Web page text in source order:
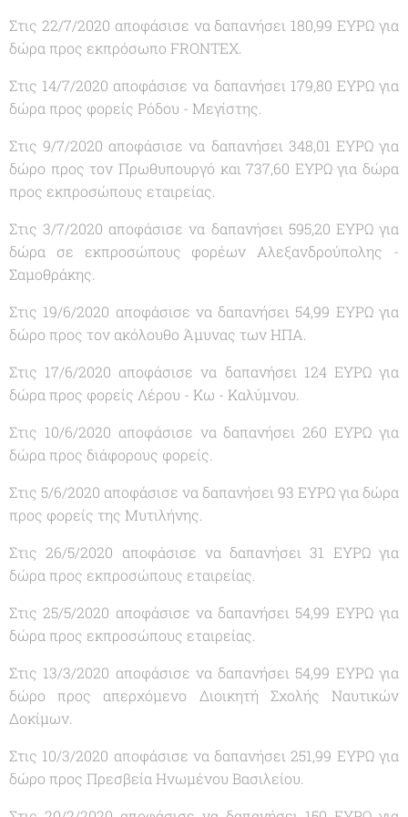
Στις 22/7/2020 αποφάσισε να δαπανήσει 180,99 ΕΥΡΩ για
δώρα προς εκπρόσωπο FRONTEX.
Στις 14/7/2020 αποφάσισε να δαπανήσει 179,80 ΕΥΡΩ για
δώρα προς φορείς Ρόδου - Μεγίστης.
Στις 9/7/2020 αποφάσισε να δαπανήσει 348,01 ΕΥΡΩ για
δώρο προς τον Πρωθυπουργό και 737,60 ΕΥΡΩ για δώρα
προς εκπροσώπους εταιρείας.
Στις 3/7/2020 αποφάσισε να δαπανήσει 595,20 ΕΥΡΩ για
δώρα σε εκπροσώπους φορέων Αλεξανδρούπολης -
Σαμοθράκης.
Στις 19/6/2020 αποφάσισε να δαπανήσει 54,99 ΕΥΡΩ για
δώρο προς τον ακόλουθο Άμυνας των ΗΠΑ.
Στις 17/6/2020 αποφάσισε να δαπανήσει 124 ΕΥΡΩ για
δώρα προς φορείς Λέρου - Κω - Καλύμνου.
Στις 10/6/2020 αποφάσισε να δαπανήσει 260 ΕΥΡΩ για
δώρα προς διάφορους φορείς.
Στις 5/6/2020 αποφάσισε να δαπανήσει 93 ΕΥΡΩ για δώρα
προς φορείς της Μυτιλήνης.
Στις 26/5/2020 αποφάσισε να δαπανήσει 31 ΕΥΡΩ για
δώρα προς εκπροσώπους εταιρείας.
Στις 25/5/2020 αποφάσισε να δαπανήσει 54,99 ΕΥΡΩ για
δώρα προς εκπροσώπους εταιρείας.
Στις 13/3/2020 αποφάσισε να δαπανήσει 54,99 ΕΥΡΩ για
δώρο προς απερχόμενο Διοικητή Σχολής Ναυτικών
Δοκίμων.
Στις 10/3/2020 αποφάσισε να δαπανήσει 251,99 ΕΥΡΩ για
δώρο προς Πρεσβεία Ηνωμένου Βασιλείου.